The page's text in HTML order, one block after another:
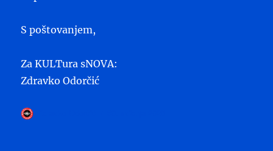
S poštovanjem,
Za KULTura sNOVA:
Zdravko Odorčić